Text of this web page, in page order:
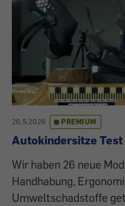
26.5.2026 PREMIUM
Autokindersitze Test
Wir haben 26 neue
Handhabung,
Umweltschadstoffe